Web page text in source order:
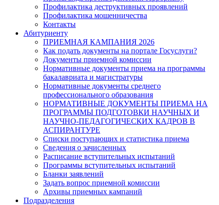
Профилактика деструктивных проявлений
Профилактика мошенничества
Контакты
Абитуриенту
ПРИЕМНАЯ КАМПАНИЯ 2026
Как подать документы на портале Госуслуги?
Документы приемной комиссии
Нормативные документы приема на программы
бакалавриата и магистратуры
Нормативные документы среднего
профессионального образования
НОРМАТИВНЫЕ ДОКУМЕНТЫ ПРИЕМА НА
ПРОГРАММЫ ПОДГОТОВКИ НАУЧНЫХ И
НАУЧНО-ПЕДАГОГИЧЕСКИХ КАДРОВ В
АСПИРАНТУРЕ
Списки поступающих и статистика приема
Сведения о зачисленных
Расписание вступительных испытаний
Программы вступительных испытаний
Бланки заявлений
Задать вопрос приемной комиссии
Архивы приемных кампаний
Подразделения